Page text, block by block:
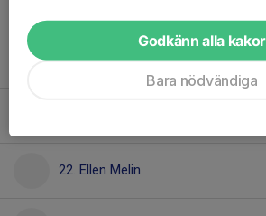
18. Simret Petros
22. Ellen Melin
Godkänn alla kakor
Bara nödvändiga